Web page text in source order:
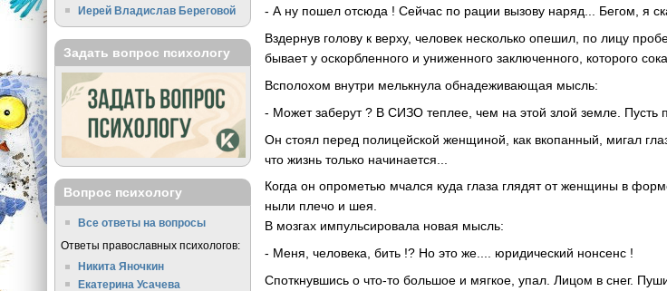
- А ну пошел отсюда ! Сейчас по рации вызову наряд... Бегом, я
Вздернув голову к верху, человек несколько опешил, по лицу
бывает у оскорбленного и униженного заключенного, которого
Всполохом внутри мелькнула обнадеживающая мысль:
- Может заберут ? В СИЗО теплее, чем на этой злой земле. Пусть
Он стоял перед полицейской женщиной, как вкопанный, мигал
что жизнь только начинается...
Когда он опрометью мчался куда глаза глядят от женщины в
ныли плечо и шея.
В мозгах импульсировала новая мысль:
- Меня, человека, бить !? Но это же.... юридический нонсенс !
Споткнувшись о что-то большое и мягкое, упал. Лицом в снег.
Иерей Владислав Береговой
Задать вопрос психологу
Вопрос психологу
Все ответы на вопросы
Ответы православных психологов:
Никита Яночкин
Екатерина Усачева